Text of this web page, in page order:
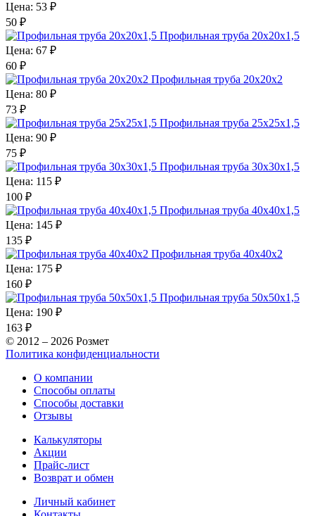
Цена: 53 ₽
50 ₽
Профильная труба 20х20х1,5
Цена: 67 ₽
60 ₽
Профильная труба 20х20х2
Цена: 80 ₽
73 ₽
Профильная труба 25х25х1,5
Цена: 90 ₽
75 ₽
Профильная труба 30х30х1,5
Цена: 115 ₽
100 ₽
Профильная труба 40х40х1,5
Цена: 145 ₽
135 ₽
Профильная труба 40х40х2
Цена: 175 ₽
160 ₽
Профильная труба 50х50х1,5
Цена: 190 ₽
163 ₽
© 2012 – 2026 Розмет
Политика конфиденциальности
О компании
Способы оплаты
Способы доставки
Отзывы
Калькуляторы
Акции
Прайс-лист
Возврат и обмен
Личный кабинет